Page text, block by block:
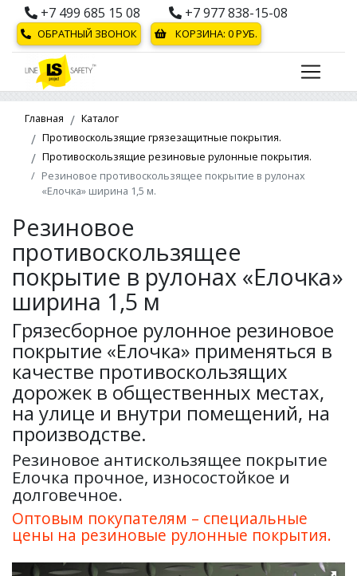
+7 499 685 15 08 +7 977 838-15-08
ОБРАТНЫЙ ЗВОНОК КОРЗИНА: 0РУБ.
Главная
Каталог
Противоскользящие грязезащитные покрытия.
Противоскользящие резиновые рулонные покрытия.
Резиновое противоскользящее покрытие в рулонах
«Елочка» ширина 1,5 м.
Резиновое
противоскользящее
покрытие в рулонах «Елочка»
ширина 1,5 м
Грязесборное рулонное резиновое
покрытие «Елочка» применяться в
качестве противоскользящих
дорожек в общественных местах,
на улице и внутри помещений, на
производстве.
Резиновое антискользящее покрытие
Елочка прочное, износостойкое и
долговечное.
Оптовым покупателям – специальные
цены на резиновые рулонные покрытия.